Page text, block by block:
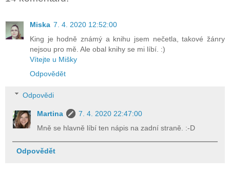
Miska 7. 4. 2020 12:52:00
King je hodně známý a knihu jsem nečetla, takové žánry
nejsou pro mě. Ale obal knihy se mi líbí. :)
Vítejte u Mišky
Odpovědět
Odpovědi
Martina
7. 4. 2020 22:47:00
Mně se hlavně líbí ten nápis na zadní straně. :-D
Odpovědět